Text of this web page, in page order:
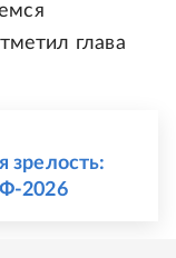
глава
2026